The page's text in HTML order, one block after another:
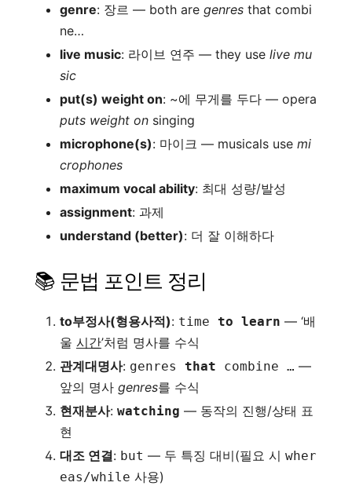
genre: 장르 — both are genres that combi
ne…
live music: 라이브 연주 — they use live mu
sic
put(s) weight on: ~에 무게를 두다 — opera
puts weight on singing
microphone(s): 마이크 — musicals use mi
crophones
maximum vocal ability: 최대 성량/발성
assignment: 과제
understand (better): 더 잘 이해하다
📚 문법 포인트 정리
to부정사(형용사적): time to learn — ‘배
울 시간’처럼 명사를 수식
관계대명사: genres that combine … —
앞의 명사 genres를 수식
현재분사: watching — 동작의 진행/상태 표
현
대조 연결: but — 두 특징 대비(필요 시 wher
eas/while 사용)